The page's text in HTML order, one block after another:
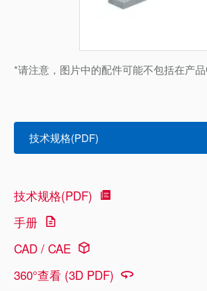
*请注意，图片中的配件可能不包括在产品
技术规格(PDF)
技术规格(PDF)
手册
CAD / CAE
360°查看 (3D PDF)